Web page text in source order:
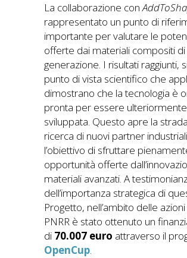
La collaborazione con
rappresentato un punto di
importante per valutare le
offerte dai materiali compositi di
generazione. I risultati raggiunti,
punto di vista scientifico che
dimostrano che la tecnologia è
pronta per essere ulteriormente
sviluppata. Questo apre la
ricerca di nuovi partner
l’obiettivo di sfruttare
opportunità offerte
materiali avanzati. A
dell’importanza strategica di
Progetto, nell’ambito delle
PNRR è stato ottenuto un
di 70.007 euro attraverso il
OpenCup.